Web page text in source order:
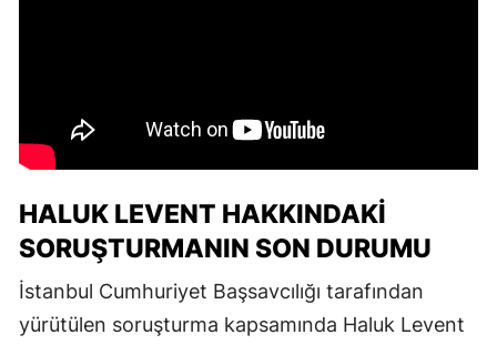
HALUK LEVENT HAKKINDAKI
SORUŞTURMANIN SON DURUMU
İstanbul Cumhuriyet Başsavcılığı tarafından
yürütülen soruşturma kapsamında Haluk Levent